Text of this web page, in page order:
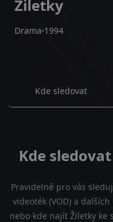
Žiletky
Drama 1994
Kde sledovat
Kde
Pravidelně pro vás
videoték (VOD) a
nebo kde najít Žiletky ke